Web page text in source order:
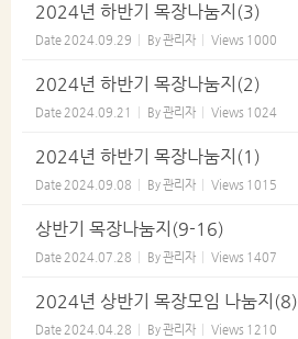
2024년 하반기 목장나눔지(3)
Date 2024.09.29 By관리자 Views 1000
2024년 하반기 목장나눔지(2)
Date 2024.09.21 By관리자 Views 1024
2024년 하반기 목장나눔지(1)
Date 2024.09.08 By관리자 Views 1015
상반기 목장나눔지(9-16)
Date 2024.07.28 By관리자 Views 1407
2024년 상반기 목장모임 나눔지(8)
Date 2024.04.28 By관리자 Views 1210